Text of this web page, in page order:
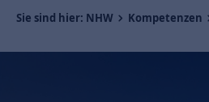
Sie sind hier: NHW Kompetenzen